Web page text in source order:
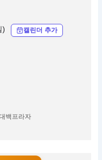
) 캘린더 추가
백프라자